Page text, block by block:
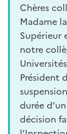
Chères
Madame
Supérieur
notre
Président
durée
décision